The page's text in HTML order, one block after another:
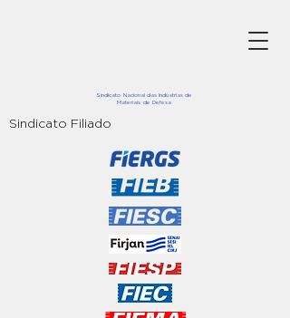
Sindicato Nacional das Indústrias de
Materiais de Defesa
Sindicato Filiado